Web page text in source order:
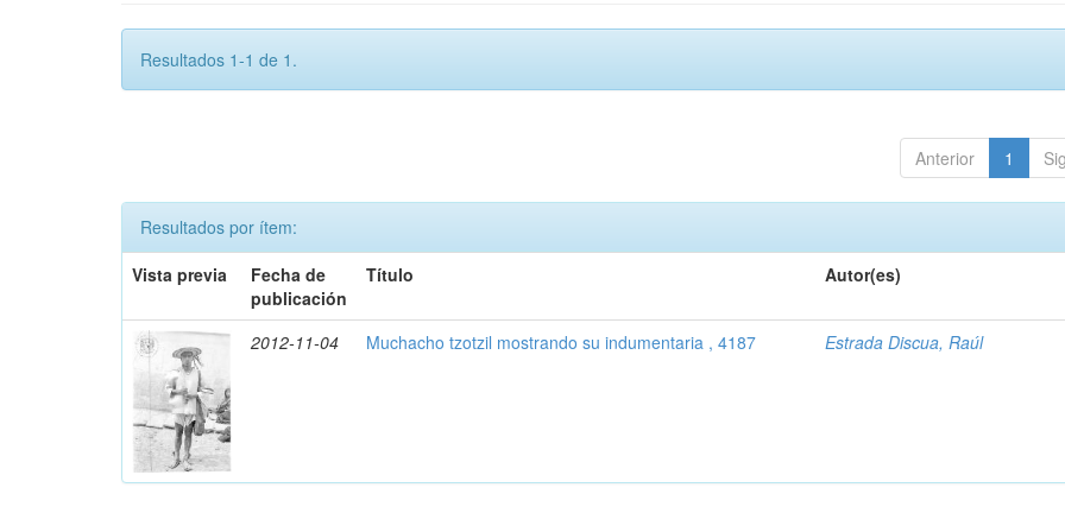
Resultados 1-1 de 1.
Anterior 1
Resultados por ítem:
Vista previa
Fecha de
publicación
Título Autor(es)
2012-11-04 Muchacho tzotzil mostrando su indumentaria , 4187 Estrada Discua, Raúl